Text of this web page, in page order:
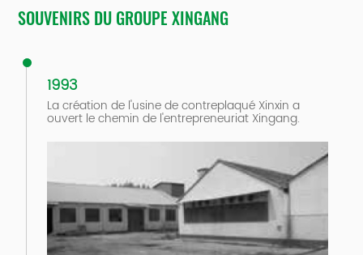
SOUVENIRS DU GROUPE XINGANG
1993
La création de l'usine de contreplaqué Xinxin a
ouvert le chemin de l'entrepreneuriat Xingang.